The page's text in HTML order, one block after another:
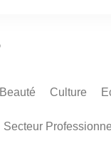
Beauté Culture
Secteur Professionnel